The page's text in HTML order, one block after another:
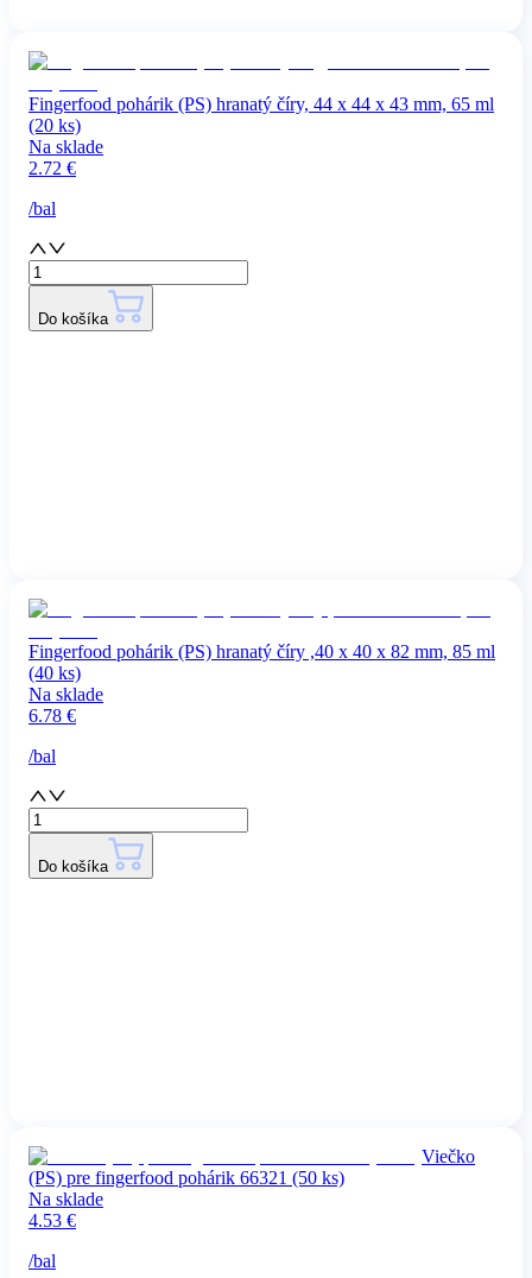
Fingerfood pohárik (PS) hranatý číry, 44 x 44 x 43 mm, 65 ml
(20 ks)
Na sklade
2.72 €
/bal
Do košíka
Fingerfood pohárik (PS) hranatý číry ,40 x 40 x 82 mm, 85 ml
(40 ks)
Na sklade
6.78 €
/bal
Do košíka
Viečko
(PS) pre fingerfood pohárik 66321 (50 ks)
Na sklade
4.53 €
/bal